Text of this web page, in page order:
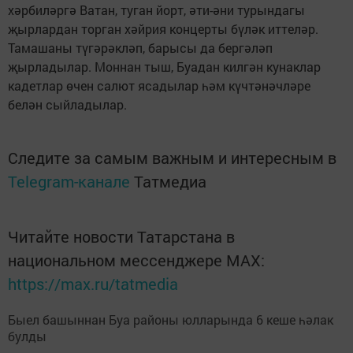
хәрбиләргә Ватан, туган йорт, әти-әни турындагы
җырлардан торган хәйрия концерты бүләк иттеләр.
Тамашаны түгәрәкләп, барысы да бергәләп
җырладылар. Моннан тыш, Буадан килгән кунаклар
кадетлар өчен салют ясадылар һәм күчтәнәчләре
белән сыйладылар.
Следите за самым важным и интересным в
Telegram-канале Татмедиа
Читайте новости Татарстана в
национальном мессенджере MАХ:
https://max.ru/tatmedia
Быел башыннан Буа районы юлларында 6 кеше һәлак
булды